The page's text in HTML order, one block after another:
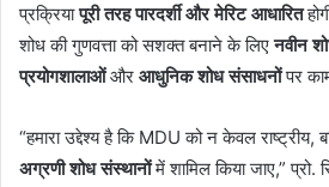
प्रक्रियापूरी तरह पारदर्शी और मेरिट आधारित
शोध की गुणवत्ता को सशक्त बनाने के लिएनवीन
प्रयोगशालाओंऔर आधुनिक शोध संसाधनोंपर
“हमारा उद्देश्य है कि MDU को न केवल राष्ट्रीय,
अग्रणी शोध संस्थानोंमें शामिल किया जाए,” प्रो.